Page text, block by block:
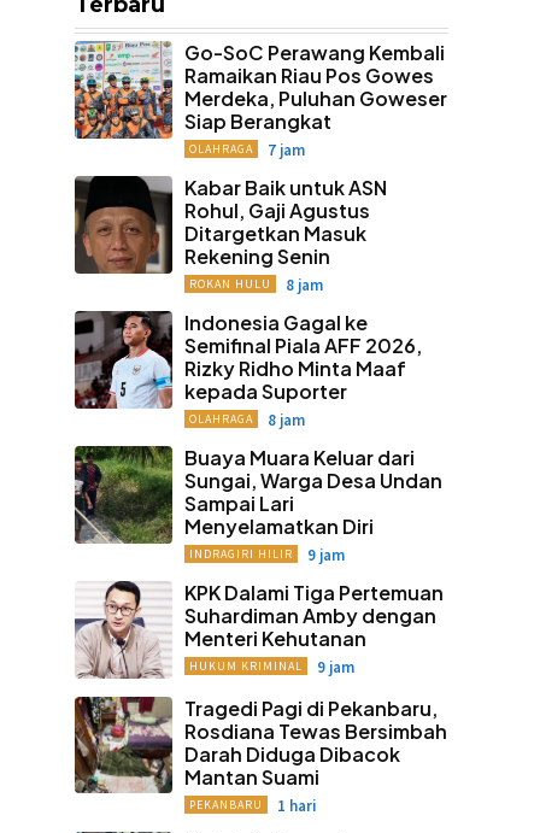
Go-SoC Perawang Kembali
Ramaikan Riau Pos Gowes
Merdeka, Puluhan Goweser
Siap Berangkat
OLAHRAGA 7 jam
Kabar Baik untuk ASN
Rohul, Gaji Agustus
Ditargetkan Masuk
Rekening Senin
ROKAN HULU 8 jam
Indonesia Gagal ke
Semifinal Piala AFF 2026,
Rizky Ridho Minta Maaf
kepada Suporter
OLAHRAGA 8 jam
Buaya Muara Keluar dari
Sungai, Warga Desa Undan
Sampai Lari
Menyelamatkan Diri
INDRAGIRI HILIR 9 jam
KPK Dalami Tiga Pertemuan
Suhardiman Amby dengan
Menteri Kehutanan
HUKUM KRIMINAL 9 jam
Tragedi Pagi di Pekanbaru,
Rosdiana Tewas Bersimbah
Darah Diduga Dibacok
Mantan Suami
PEKANBARU 1 hari